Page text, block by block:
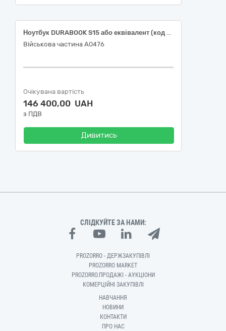
Ноутбук DURABOOK S15 або еквівалент (код ДК: 2015:3021000-4 Машини для обробки даних ( апаратна частина))
Військова частина А0476
Очікувана вартість
146 400,00 UAH
з ПДВ
Дивитись
СЛІДКУЙТЕ ЗА НАМИ:
PROZORRO - ДЕРЖЗАКУПІВЛІ
PROZORRO MARKET
PROZORRO.ПРОДАЖІ - АУКЦІОНИ
КОМЕРЦІЙНІ ЗАКУПІВЛІ
НАВЧАННЯ
НОВИНИ
КОНТАКТИ
ПРО НАС